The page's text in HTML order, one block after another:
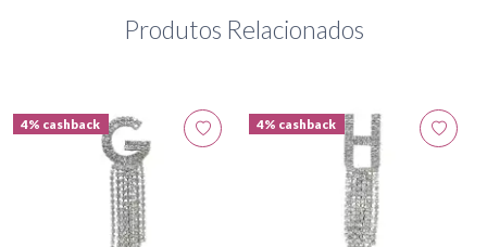
Produtos Relacionados
4% cashback 4% cashback